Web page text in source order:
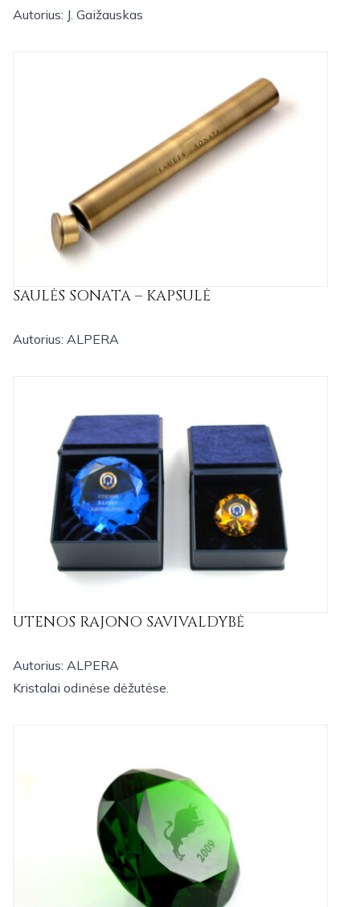
Autorius: J. Gaižauskas
SAULĖS SONATA – KAPSULĖ
Autorius: ALPERA
UTENOS RAJONO SAVIVALDYBĖ
Autorius: ALPERA
Kristalai odinėse dėžutėse.